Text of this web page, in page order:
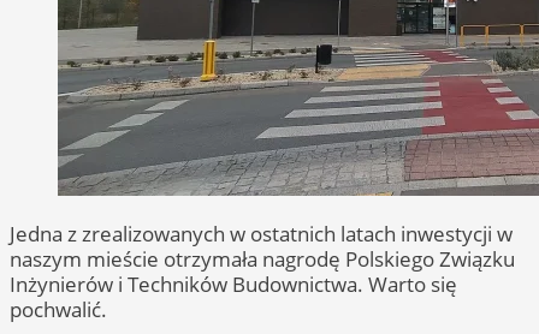
Jedna z zrealizowanych w ostatnich latach inwestycji w
naszym mieście otrzymała nagrodę Polskiego Związku
Inżynierów i Techników Budownictwa. Warto się
pochwalić.